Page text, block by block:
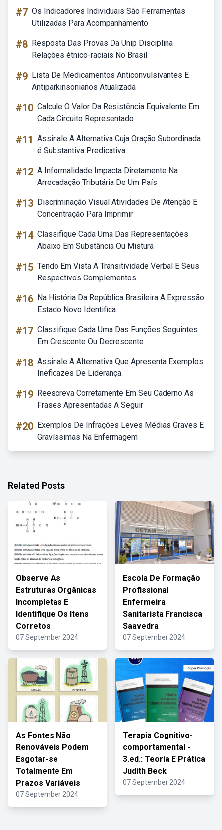
#7 Os Indicadores Individuais São Ferramentas
Utilizadas Para Acompanhamento
#8 Resposta Das Provas Da Unip Disciplina
Relações étnico-raciais No Brasil
#9 Lista De Medicamentos Anticonvulsivantes E
Antiparkinsonianos Atualizada
#10 Calcule O Valor Da Resistência Equivalente Em
Cada Circuito Representado
#11 Assinale A Alternativa Cuja Oração Subordinada
é Substantiva Predicativa
#12 A Informalidade Impacta Diretamente Na
Arrecadação Tributária De Um País
#13 Discriminação Visual Atividades De Atenção E
Concentração Para Imprimir
#14 Classifique Cada Uma Das Representações
Abaixo Em Substância Ou Mistura
#15 Tendo Em Vista A Transitividade Verbal E Seus
Respectivos Complementos
#16 Na História Da República Brasileira A Expressão
Estado Novo Identifica
#17 Classifique Cada Uma Das Funções Seguintes
Em Crescente Ou Decrescente
#18 Assinale A Alternativa Que Apresenta Exemplos
Ineficazes De Liderança.
#19 Reescreva Corretamente Em Seu Caderno As
Frases Apresentadas A Seguir
#20 Exemplos De Infrações Leves Médias Graves E
Gravíssimas Na Enfermagem
Related Posts
Observe As
Estruturas Orgânicas
Incompletas E
Identifique Os Itens
Corretos
07 September 2024
Escola De Formação
Profissional
Enfermeira
Sanitarista Francisca
Saavedra
07 September 2024
As Fontes Não
Renováveis Podem
Esgotar-se
Totalmente Em
Prazos Variáveis
07 September 2024
Terapia Cognitivo-
comportamental -
3.ed.: Teoria E Prática
Judith Beck
07 September 2024